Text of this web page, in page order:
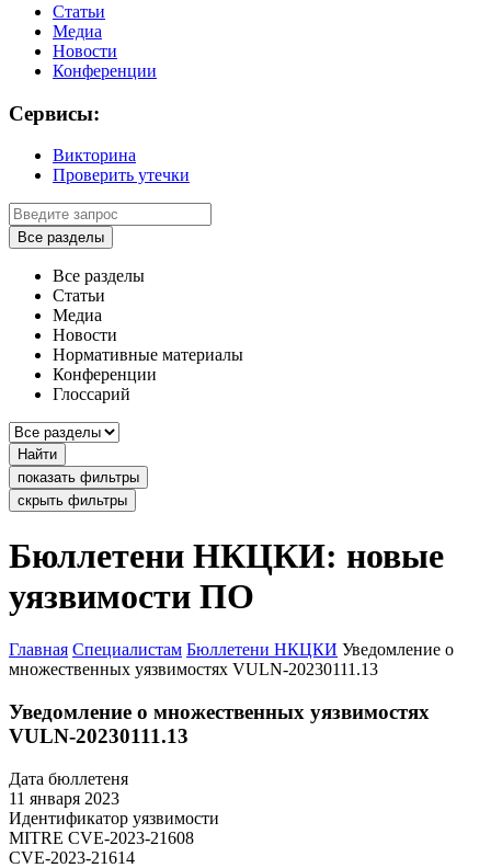
Статьи
Медиа
Новости
Конференции
Сервисы:
Викторина
Проверить утечки
Все разделы
Все разделы
Статьи
Медиа
Новости
Нормативные материалы
Конференции
Глоссарий
Найти
показать фильтры
скрыть фильтры
Бюллетени НКЦКИ: новые
уязвимости ПО
Главная Специалистам Бюллетени НКЦКИ Уведомление о
множественных уязвимостях VULN-20230111.13
Уведомление о множественных уязвимостях
VULN-20230111.13
Дата бюллетеня
11 января 2023
Идентификатор уязвимости
MITRE CVE-2023-21608
CVE-2023-21614